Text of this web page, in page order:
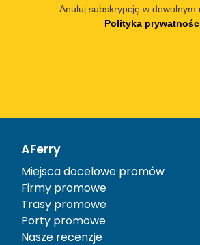
Anuluj subskrypcję w dowolnym
Polityka
AFerry
Miejsca docelowe promów
Firmy promowe
Trasy promowe
Porty promowe
Nasze recenzje